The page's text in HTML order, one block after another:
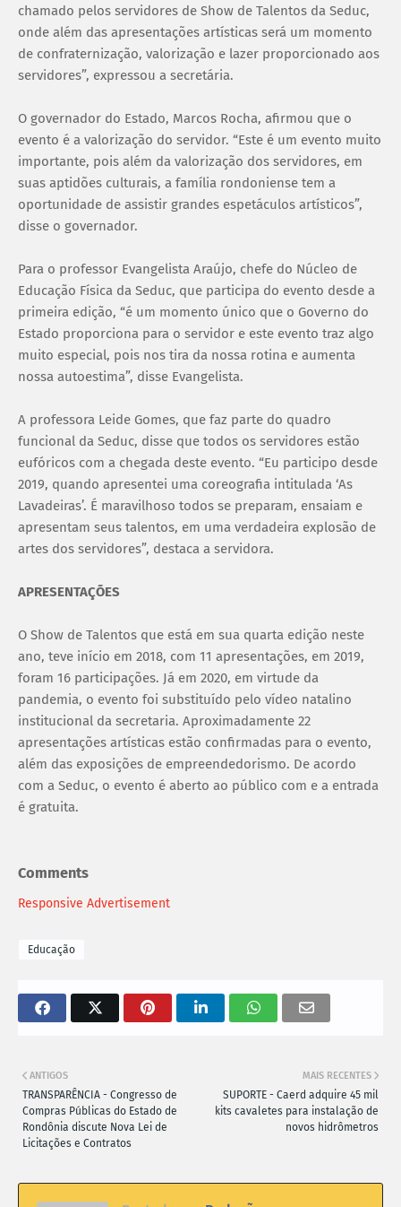
chamado pelos servidores de Show de Talentos da Seduc,
onde além das apresentações artísticas será um momento
de confraternização, valorização e lazer proporcionado aos
servidores”, expressou a secretária.
O governador do Estado, Marcos Rocha, afirmou que o
evento é a valorização do servidor. “Este é um evento muito
importante, pois além da valorização dos servidores, em
suas aptidões culturais, a família rondoniense tem a
oportunidade de assistir grandes espetáculos artísticos”,
disse o governador.
Para o professor Evangelista Araújo, chefe do Núcleo de
Educação Física da Seduc, que participa do evento desde a
primeira edição, “é um momento único que o Governo do
Estado proporciona para o servidor e este evento traz algo
muito especial, pois nos tira da nossa rotina e aumenta
nossa autoestima”, disse Evangelista.
A professora Leide Gomes, que faz parte do quadro
funcional da Seduc, disse que todos os servidores estão
eufóricos com a chegada deste evento. “Eu participo desde
2019, quando apresentei uma coreografia intitulada ‘As
Lavadeiras’. É maravilhoso todos se preparam, ensaiam e
apresentam seus talentos, em uma verdadeira explosão de
artes dos servidores”, destaca a servidora.
APRESENTAÇÕES
O Show de Talentos que está em sua quarta edição neste
ano, teve início em 2018, com 11 apresentações, em 2019,
foram 16 participações. Já em 2020, em virtude da
pandemia, o evento foi substituído pelo vídeo natalino
institucional da secretaria. Aproximadamente 22
apresentações artísticas estão confirmadas para o evento,
além das exposições de empreendedorismo. De acordo
com a Seduc, o evento é aberto ao público com e a entrada
é gratuita.
Comments
Responsive Advertisement
Educação
MAIS RECENTES
SUPORTE - Caerd adquire 45 mil
kits cavaletes para instalação de
novos hidrômetros
ANTIGOS
TRANSPARÊNCIA - Congresso de
Compras Públicas do Estado de
Rondônia discute Nova Lei de
Licitações e Contratos